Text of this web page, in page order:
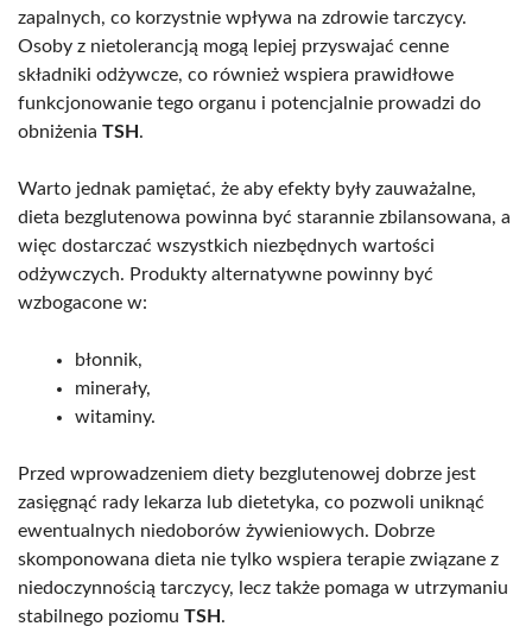
zapalnych, co korzystnie wpływa na zdrowie tarczycy.
Osoby z nietolerancją mogą lepiej przyswajać cenne
składniki odżywcze, co również wspiera prawidłowe
funkcjonowanie tego organu i potencjalnie prowadzi do
obniżenia TSH .
Warto jednak pamiętać, że aby efekty były zauważalne,
dieta bezglutenowa powinna być starannie zbilansowana, a
więc dostarczać wszystkich niezbędnych wartości
odżywczych. Produkty alternatywne powinny być
wzbogacone w:
błonnik,
minerały,
witaminy.
Przed wprowadzeniem diety bezglutenowej dobrze jest
zasięgnąć rady lekarza lub dietetyka, co pozwoli uniknąć
ewentualnych niedoborów żywieniowych. Dobrze
skomponowana dieta nie tylko wspiera terapie związane z
niedoczynnością tarczycy, lecz także pomaga w utrzymaniu
stabilnego poziomu TSH .